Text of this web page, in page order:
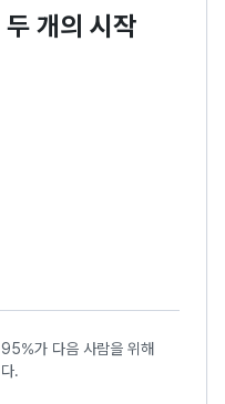
개의 시작
가 다음 사람을 위해
.